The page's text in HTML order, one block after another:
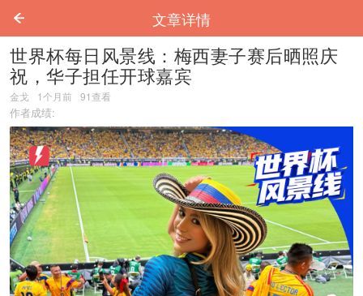
文章详情
世界杯每日风景线：梅西妻子赛后晒照庆
祝，华子担任开球嘉宾
金戈 1个月前 91查看
作者成绩: